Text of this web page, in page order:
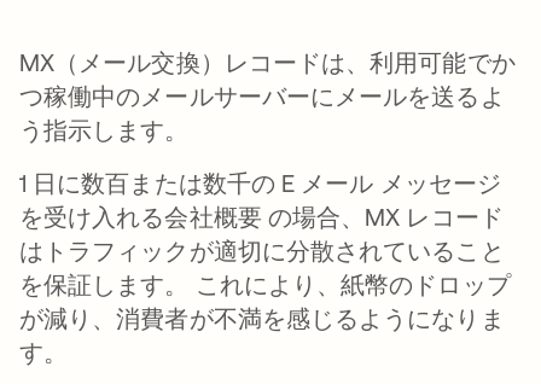
MX（メール交換）レコードは、利用可能でか
つ稼働中のメールサーバーにメールを送るよ
う指示します。
1 日に数百または数千の E メール メッセージ
を受け入れる会社概要 の場合、MX レコード
はトラフィックが適切に分散されていること
を保証します。 これにより、紙幣のドロップ
が減り、消費者が不満を感じるようになりま
す。